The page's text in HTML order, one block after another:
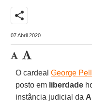
share
07 Abril 2020
O cardealGeorge Pell
posto em liberdade
instância judicial da